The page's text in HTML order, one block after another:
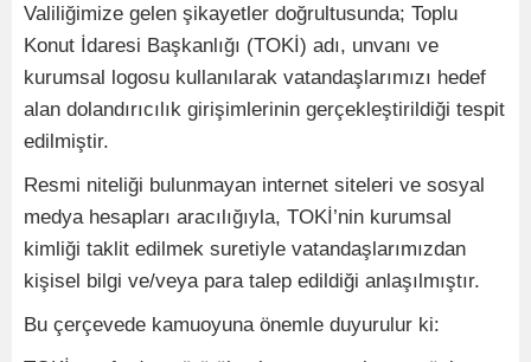
Valiliğimize gelen şikayetler doğrultusunda; Toplu
Konut İdaresi Başkanlığı (TOKİ) adı, unvanı ve
kurumsal logosu kullanılarak vatandaşlarımızı hedef
alan dolandırıcılık girişimlerinin gerçekleştirildiği tespit
edilmiştir.
Resmi niteliği bulunmayan internet siteleri ve sosyal
medya hesapları aracılığıyla, TOKİ’nin kurumsal
kimliği taklit edilmek suretiyle vatandaşlarımızdan
kişisel bilgi ve/veya para talep edildiği anlaşılmıştır.
Bu çerçevede kamuoyuna önemle duyurulur ki: